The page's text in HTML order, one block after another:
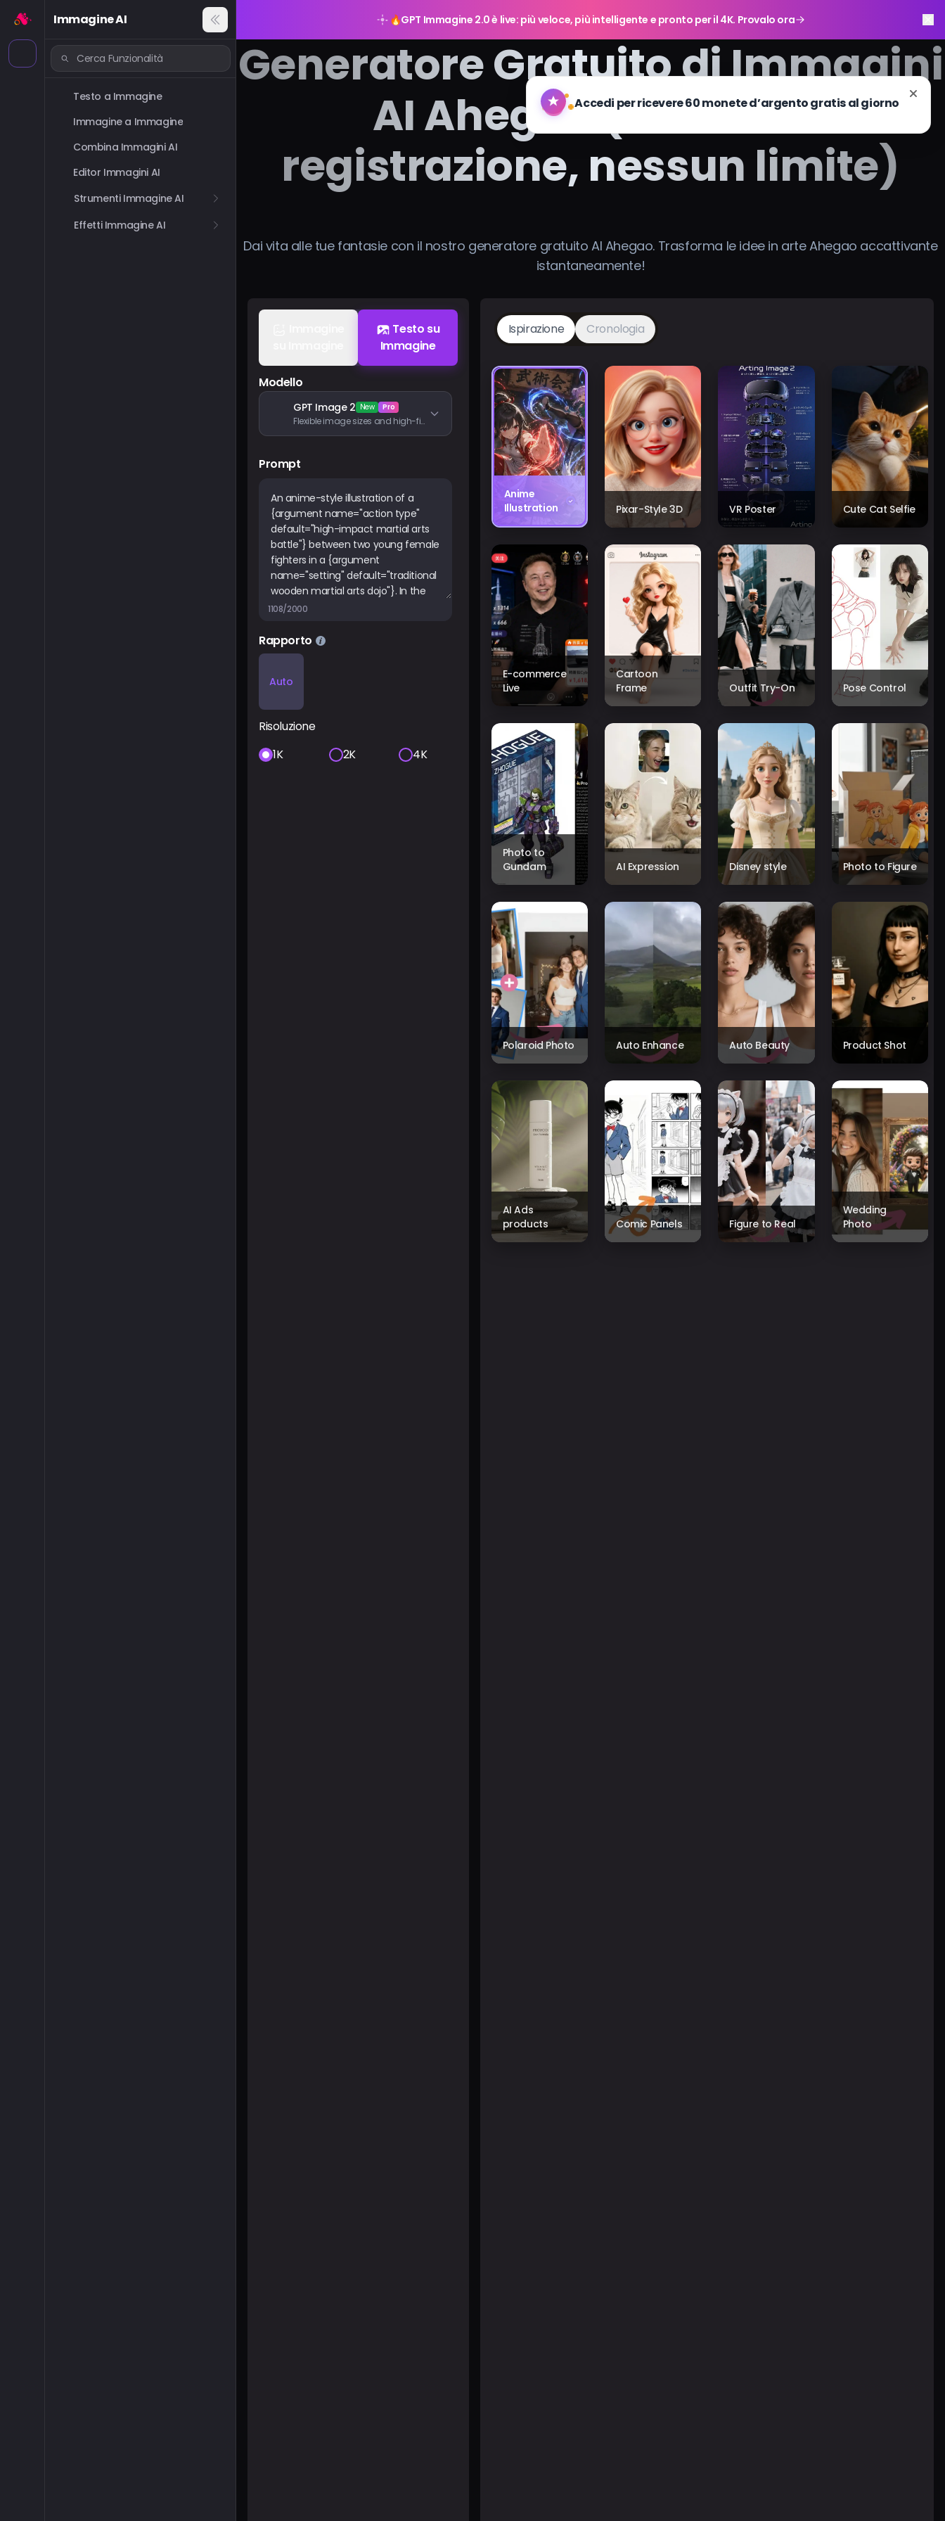
Immagine AI
Testo a Immagine
Immagine a Immagine
Combina Immagini AI
Editor Immagini AI
Strumenti Immagine AI
Effetti Immagine AI
🔥GPT Immagine 2.0 è live: più veloce, più intelligente e pronto per il 4K. Provalo ora
Generatore Gratuito di Immagini
AI Ahegao (nessuna
registrazione, nessun limite)
Dai vita alle tue fantasie con il nostro generatore gratuito AI Ahegao. Trasforma le idee in arte Ahegao accattivante
istantaneamente!
Testo su
Immagine
Modello
GPT Image 2 New Pro
Flexible image sizes and high-fidelity image inputs
Prompt
1108/2000
Rapporto
Auto
Risoluzione
1K
2K 4K
Ispirazione Cronologia
Anime
Illustration
Pixar-Style 3D VR Poster Cute Cat Selfie
E-commerce
Live
Cartoon
Frame
Outfit Try-On Pose Control
Photo to
Gundam
AI Expression Disney style Photo to Figure
Polaroid Photo Auto Enhance Auto Beauty Product Shot
AI Ads
products
Comic Panels Figure to Real
Wedding
Photo